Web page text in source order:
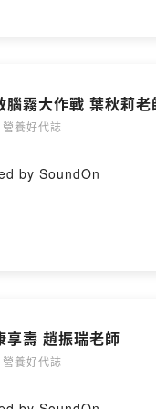
腦霧大作戰 葉秋莉老
養好代誌
by SoundOn
享壽 趙振瑞老師
養好代誌